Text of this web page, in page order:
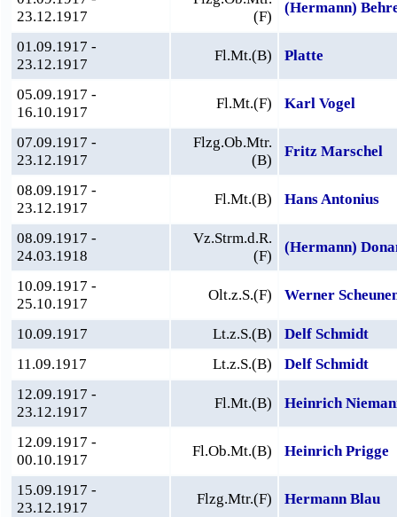
23.12.1917
(F)
(Hermann)
01.09.1917 -
23.12.1917
Fl.Mt.(B) Platte
05.09.1917 -
16.10.1917
Fl.Mt.(F) Karl Vogel
07.09.1917 -
23.12.1917
Flzg.Ob.Mtr.
(B)
Fritz Marschel
08.09.1917 -
23.12.1917
Fl.Mt.(B) Hans Antonius
08.09.1917 -
24.03.1918
Vz.Strm.d.R.
(F)
(Hermann)
10.09.1917 -
25.10.1917
Olt.z.S.(F) Werner
10.09.1917 Lt.z.S.(B)
Delf Schmidt
11.09.1917
Lt.z.S.(B)
Delf Schmidt
12.09.1917 -
23.12.1917
Fl.Mt.(B) Heinrich
12.09.1917 -
00.10.1917
Fl.Ob.Mt.(B) Heinrich Prigge
15.09.1917 -
23.12.1917
Flzg.Mtr.(F) Hermann Blau